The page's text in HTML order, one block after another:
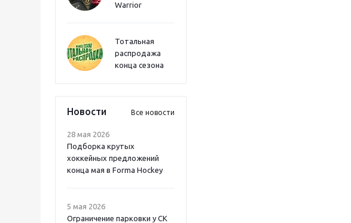
Warrior
Тотальная
распродажа
конца сезона
Новости Все новости
28 мая 2026
Подборка крутых
хоккейных предложений
конца мая в Forma Hockey
5 мая 2026
Ограничение парковки у СК